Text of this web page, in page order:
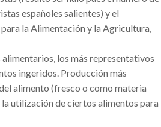
españoles salientes) y el
la Alimentación y la Agricultura,
los más representativos
ingeridos. Producción más
alimento (fresco o como materia
utilización de ciertos alimentos para